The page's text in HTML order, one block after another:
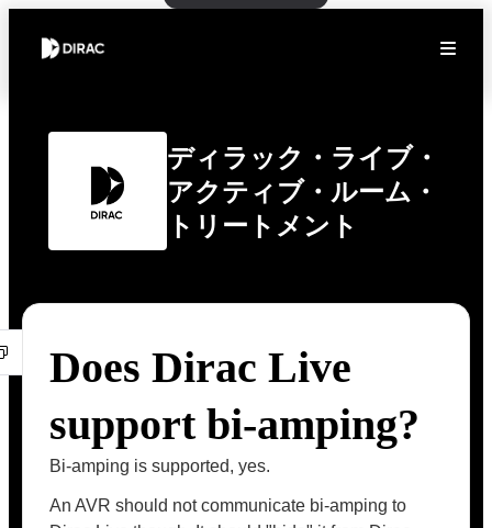
ディラック・ライブ・
アクティブ・ルーム・
トリートメント
Does Dirac Live
support bi-amping?
Bi-amping is supported, yes.
An AVR should not communicate bi-amping to